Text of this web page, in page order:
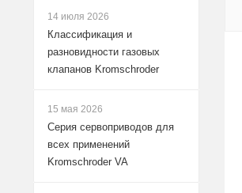
14 июля 2026
Классификация и
разновидности газовых
клапанов Kromschroder
15 мая 2026
Серия сервоприводов для
всех применений
Kromschroder VA